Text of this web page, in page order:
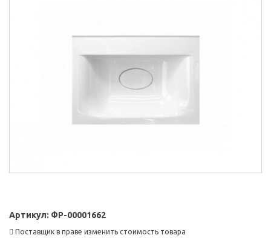
Артикул: ФР-00001662
Поставщик в праве изменить стоимость товара